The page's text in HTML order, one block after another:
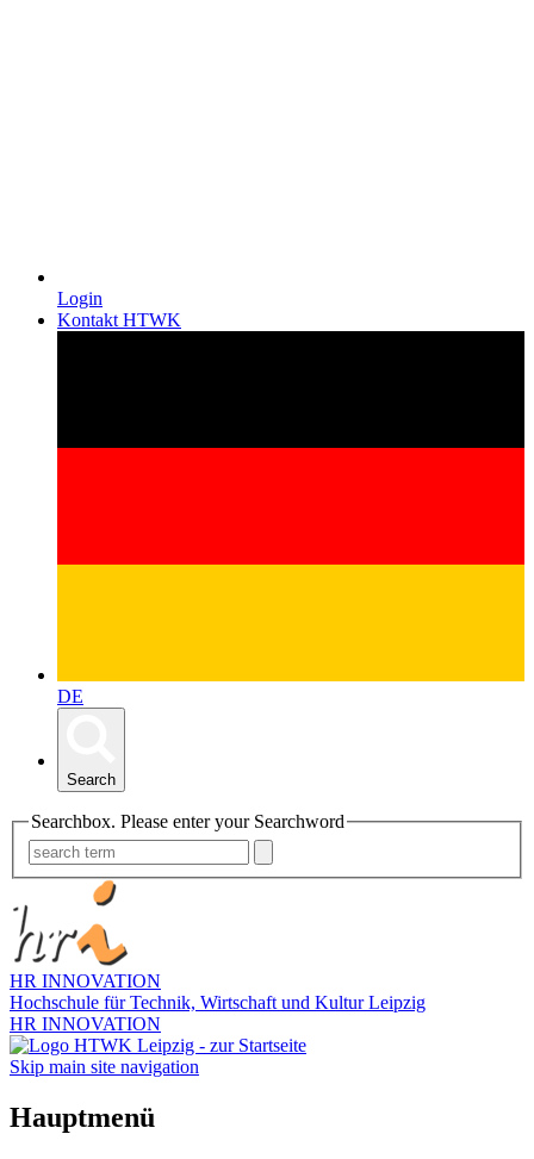
Login
Kontakt HTWK
DE
Search
Searchbox. Please enter your Searchword
HR INNOVATION
Hochschule für Technik, Wirtschaft und Kultur Leipzig
HR INNOVATION
Skip main site navigation
Hauptmenü